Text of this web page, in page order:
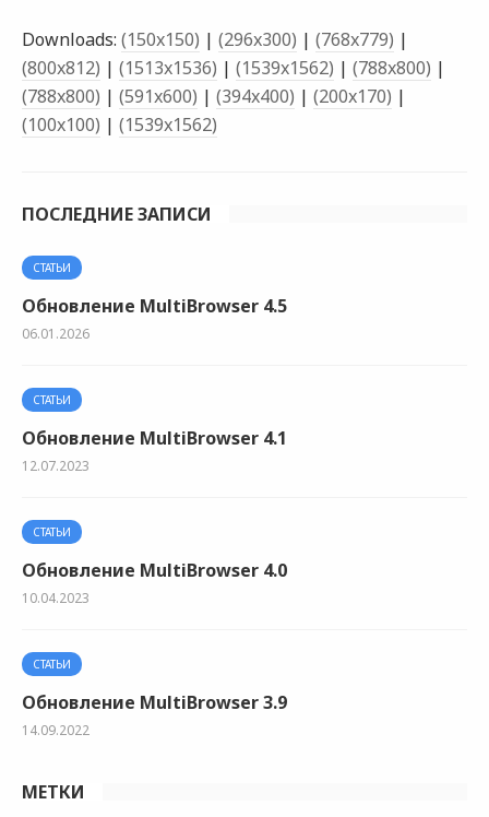
Downloads: (150x150) | (296x300) | (768x779) |
(800x812) | (1513x1536) | (1539x1562) | (788x800) |
(788x800) | (591x600) | (394x400) | (200x170) |
(100x100) | (1539x1562)
ПОСЛЕДНИЕ ЗАПИСИ
СТАТЬИ
Обновление MultiBrowser 4.5
06.01.2026
СТАТЬИ
Обновление MultiBrowser 4.1
12.07.2023
СТАТЬИ
Обновление MultiBrowser 4.0
10.04.2023
СТАТЬИ
Обновление MultiBrowser 3.9
14.09.2022
МЕТКИ